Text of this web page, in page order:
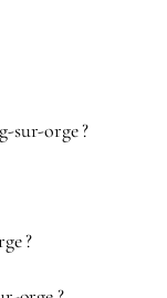
sur-orge ?
?